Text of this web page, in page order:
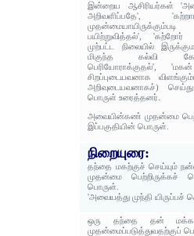
இன்றைய ஆசிரியர்கள்
அறிவளிப்பதே',
பயிற்றுவித்தல்',
முற்பட்ட நிலையில்
மிகுந்த கல்வி
பெரியோராக்குதல்',
சிறப்புடையவனாக
அறிவுடையவனாகச்)
பொருள் உரைத்தனர்.
அவையின்கண் முதன்மை
இப்பகுதியின் பொருள்.
நிறையுரை:
தந்தை மகற்குச் செய்யும்
முதன்மை பெற்றிருக்கச்
பொருள்.
'அவையத்து முந்தி யிருப்பச்
ஒரு தந்தை தன்
முதன்மைப்படுத்துவதற்குப்